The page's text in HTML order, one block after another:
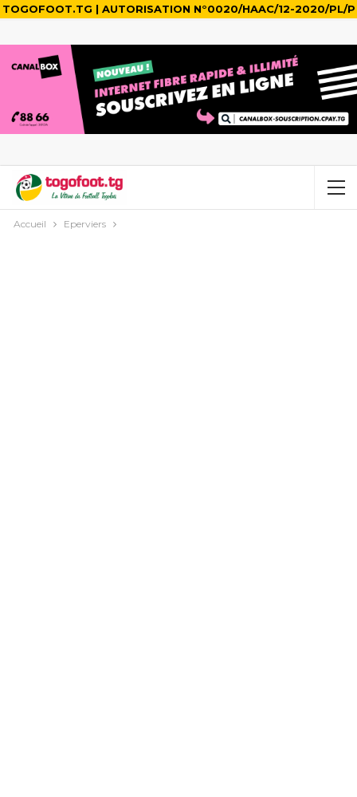
TOGOFOOT.TG | AUTORISATION N°0020/HAAC/12-2020/PL/P
Accueil Eperviers